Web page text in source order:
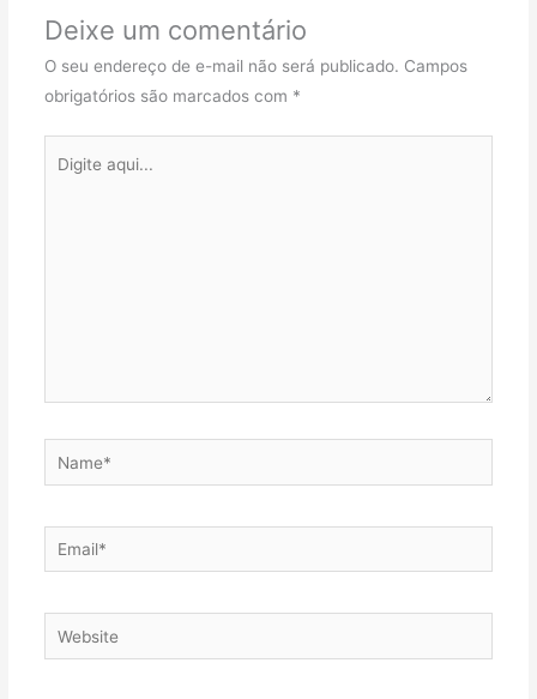
Deixe um comentário
O seu endereço de e-mail não será publicado. Campos
obrigatórios são marcados com *
aqui...
Name*
Email*
Website